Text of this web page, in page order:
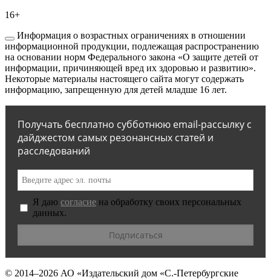
16+
Информация о возрастных ограничениях в отношении
информационной продукции, подлежащая распространению
на основании норм Федерального закона «О защите детей от
информации, причиняющей вред их здоровью и развитию».
Некоторые материалы настоящего сайта могут содержать
информацию, запрещенную для детей младше 16 лет.
Получать бесплатно субботнюю email-рассылку с
дайджестом самых резонансных статей и
расследований
Я даю согласие на обработку своих персональных
данных.
© 2014–2026 АО «Издательский дом «С.-Петербургские